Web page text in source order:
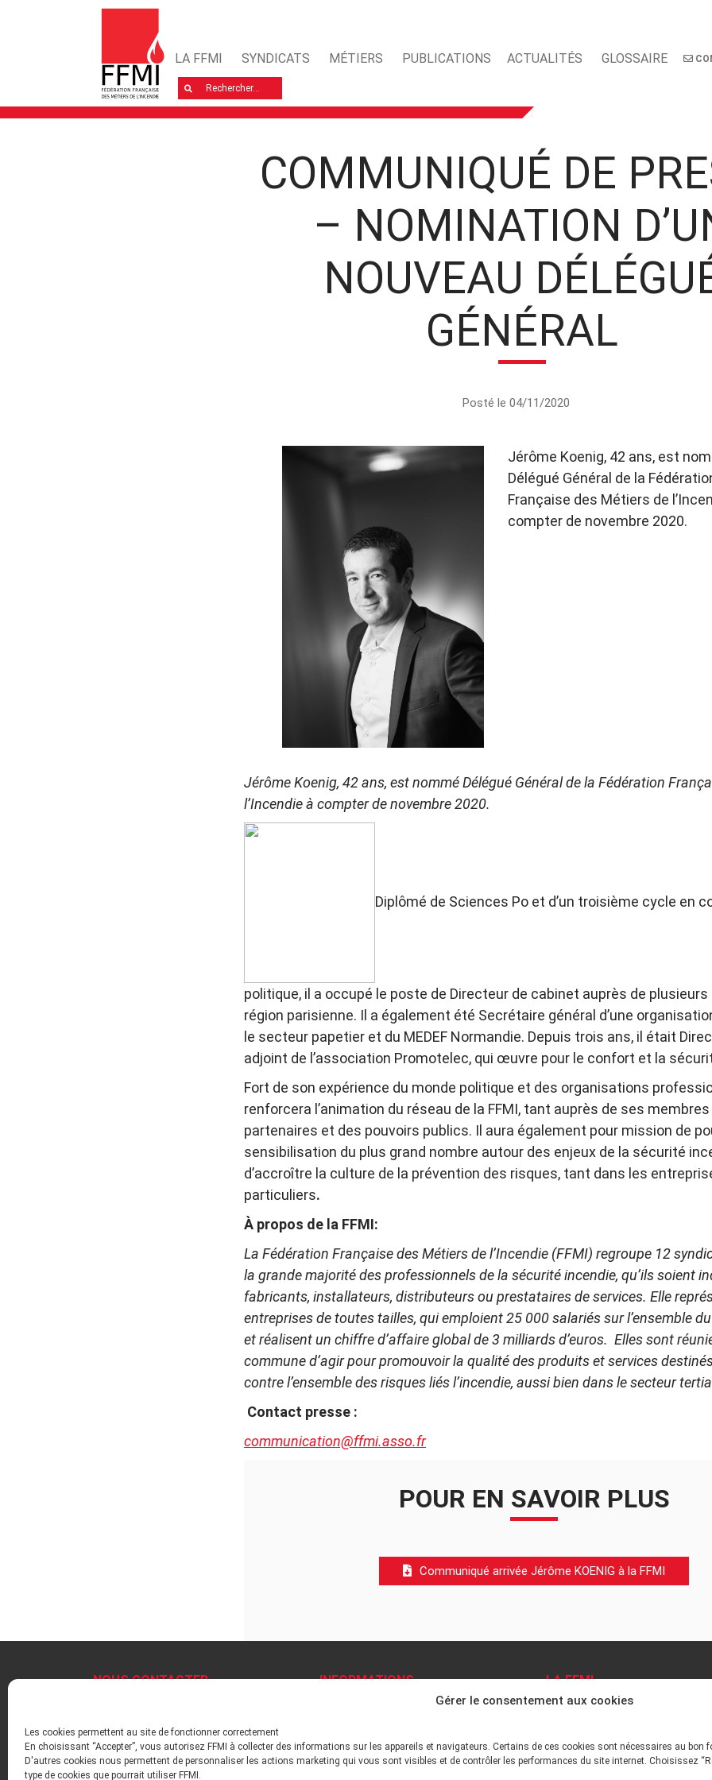
Gérer le consentement aux cookies
Les cookies permettent au site de fonctionner correctement
En choisissant “Accepter”, vous autorisez FFMI à collecter des informations sur les appareils et navigateurs. Certains de ces cookies sont nécessaires au bon
D'autres cookies nous permettent de personnaliser les actions marketing qui vous sont visibles et de contrôler les performances du site internet. Choisissez
type de cookies que pourrait utiliser FFMI.
LA FFMI SYNDICATS MÉTIERS PUBLICATIONS ACTUALITÉS GLOSSAIRE
Rechercher
COMMUNIQUÉ DE
– NOMINATION
NOUVEAU
GÉNÉRAL
Posté le 04/11/2020
Jérôme Koenig, 42 ans, est
Délégué Général de la
Française des Métiers de
compter de novembre 2020.
Jérôme Koenig, 42 ans, est nommé Délégué Général de la Fédération
l’Incendie à compter de novembre 2020.
Diplômé de Sciences Po et d’un troisième cycle en
politique, il a occupé le poste de Directeur de cabinet auprès de plusieurs
région parisienne. Il a également été Secrétaire général d’une
le secteur papetier et du MEDEF Normandie. Depuis trois ans, il était
adjoint de l’association Promotelec, qui œuvre pour le confort et la
Fort de son expérience du monde politique et des organisations
renforcera l’animation du réseau de la FFMI, tant auprès de ses
partenaires et des pouvoirs publics. Il aura également pour mission de
sensibilisation du plus grand nombre autour des enjeux de la sécurité
d’accroître la culture de la prévention des risques, tant dans les
particuliers.
À propos de la FFMI:
La Fédération Française des Métiers de l’Incendie (FFMI) regroupe 12
la grande majorité des professionnels de la sécurité incendie, qu’ils soient
fabricants, installateurs, distributeurs ou prestataires de services. Elle
entreprises de toutes tailles, qui emploient 25 000 salariés sur l’ensemble
et réalisent un chiffre d’affaire global de 3 milliards d’euros. Elles sont
commune d’agir pour promouvoir la qualité des produits et services
contre l’ensemble des risques liés l’incendie, aussi bien dans le secteur
Contact presse :
communication@ffmi.asso.fr
POUR EN SAVOIR PLUS
Communiqué arrivée Jérôme KOENIG à la FFMI
NOUS CONTACTER
contact@ffmi.asso.fr
INFORMATIONS
Plan du site
Informations Pratiques
LA FFMI
DÉONTOLOGIE